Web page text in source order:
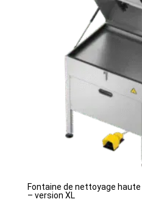
Fontaine de nettoyage
– version XL